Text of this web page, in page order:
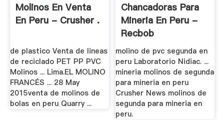
Molinos En Venta
En Peru - Crusher .
de plastico Venta de lineas
de reciclado PET PP PVC
Molinos ... Lima.EL MOLINO
FRANCÉS ... 28 May
2015venta de molinos de
bolas en peru Quarry ...
Chancadoras Para
Mineria En Peru -
Recbob
molino de pvc segunda en
peru Laboratorio Nidiac. ...
mineria molinos de segunda
para mineria en peru
Crusher News molinos de
segunda para mineria en
peru.